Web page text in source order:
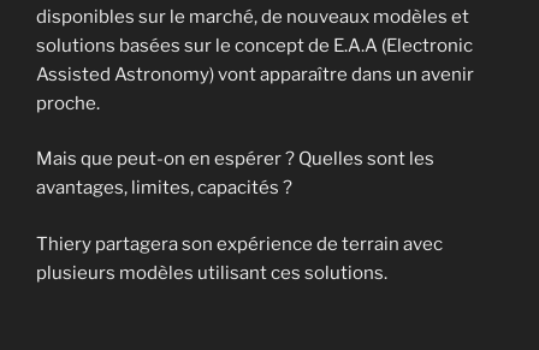
disponibles sur le marché, de nouveaux modèles et
solutions basées sur le concept de E.A.A (Electronic
Assisted Astronomy) vont apparaître dans un avenir
proche.
Mais que peut-on en espérer ? Quelles sont les
avantages, limites, capacités ?
Thiery partagera son expérience de terrain avec
plusieurs modèles utilisant ces solutions.